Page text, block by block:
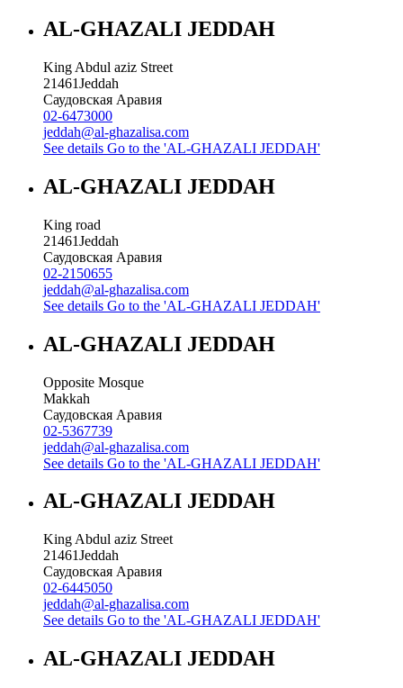
AL-GHAZALI JEDDAH
King Abdul aziz Street
21461Jeddah
Саудовская Аравия
02-6473000
jeddah@al-ghazalisa.com
See details Go to the 'AL-GHAZALI JEDDAH'
AL-GHAZALI JEDDAH
King road
21461Jeddah
Саудовская Аравия
02-2150655
jeddah@al-ghazalisa.com
See details Go to the 'AL-GHAZALI JEDDAH'
AL-GHAZALI JEDDAH
Opposite Mosque
Makkah
Саудовская Аравия
02-5367739
jeddah@al-ghazalisa.com
See details Go to the 'AL-GHAZALI JEDDAH'
AL-GHAZALI JEDDAH
King Abdul aziz Street
21461Jeddah
Саудовская Аравия
02-6445050
jeddah@al-ghazalisa.com
See details Go to the 'AL-GHAZALI JEDDAH'
AL-GHAZALI JEDDAH